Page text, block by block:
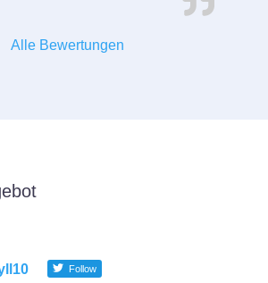
Alle Bewertungen
Follow